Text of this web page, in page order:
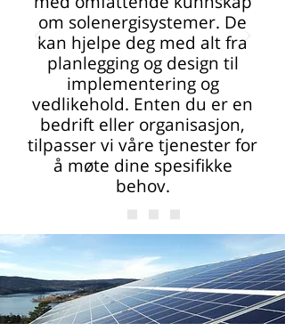
om solenergisystemer. De
kan hjelpe deg med alt fra
planlegging og design til
implementering og
vedlikehold. Enten du er en
bedrift eller organisasjon,
tilpasser vi våre tjenester for
å møte dine spesifikke
behov.